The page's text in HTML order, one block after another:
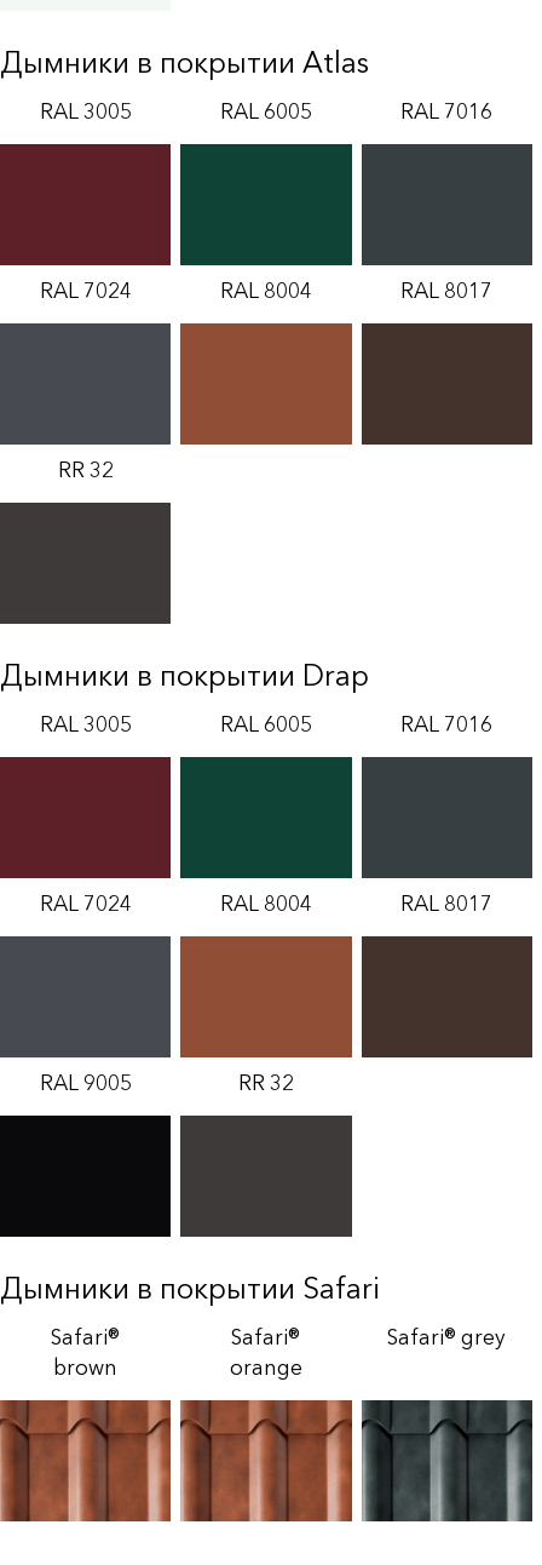
Дымники в покрытии Atlas
RAL 3005 RAL 6005 RAL 7016
RAL 7024 RAL 8004 RAL 8017
RR 32
Дымники в покрытии Drap
RAL 3005 RAL 6005 RAL 7016
RAL 7024 RAL 8004 RAL 8017
RAL 9005 RR 32
Дымники в покрытии Safari
Safari®
brown
Safari®
orange
Safari® grey